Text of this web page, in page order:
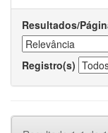
Resultados/
Registro(s)